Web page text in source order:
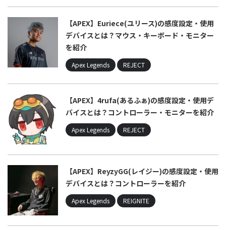
【APEX】Euriece(ユリース)の感度設定・使用
デバイスとは？マウス・キーボード・モニター
を紹介
Apex Legends REJECT
【APEX】4rufa(あるふぁ)の感度設定・使用デ
バイスとは？コントローラー・モニターを紹介
Apex Legends REJECT
【APEX】ReyzyGG(レイジー)の感度設定・使用
デバイスとは？コントローラーを紹介
Apex Legends REIGNITE